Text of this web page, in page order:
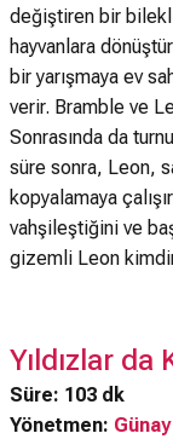
değiştiren bir
hayvanlara
bir yarışmaya ev
verir. Bramble ve
Sonrasında da
süre sonra, Leon,
kopyalamaya
vahşileştiğini ve
gizemli Leon
Yıldızlar da
Süre: 103 dk
Yönetmen: